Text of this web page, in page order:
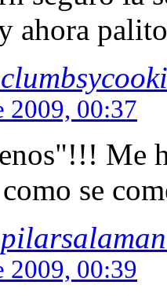
ahora
2009, 00:37
Me
se
2009, 00:39